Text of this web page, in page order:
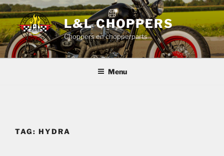
Ga
naar
de
inhoud
L&L CHOPPERS
Choppers en chopperparts
Menu
TAG: HYDRA